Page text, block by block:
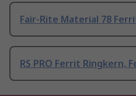
Fair-Rite Material 78
RS PRO Ferrit Ringkern,